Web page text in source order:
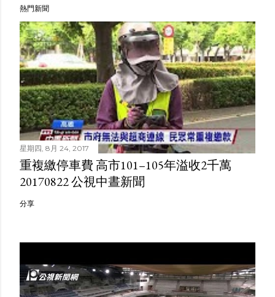
熱門新聞
星期四, 8月 24, 2017
重複繳停車費 高市101–105年溢收2千萬
20170822 公視中晝新聞
分享